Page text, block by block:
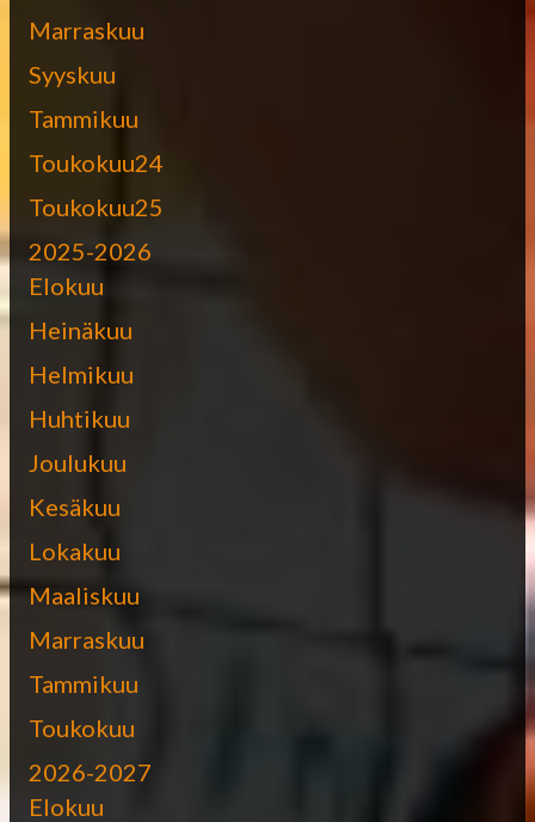
Marraskuu
Syyskuu
Tammikuu
Toukokuu24
Toukokuu25
2025-2026
Elokuu
Heinäkuu
Helmikuu
Huhtikuu
Joulukuu
Kesäkuu
Lokakuu
Maaliskuu
Marraskuu
Tammikuu
Toukokuu
2026-2027
Elokuu